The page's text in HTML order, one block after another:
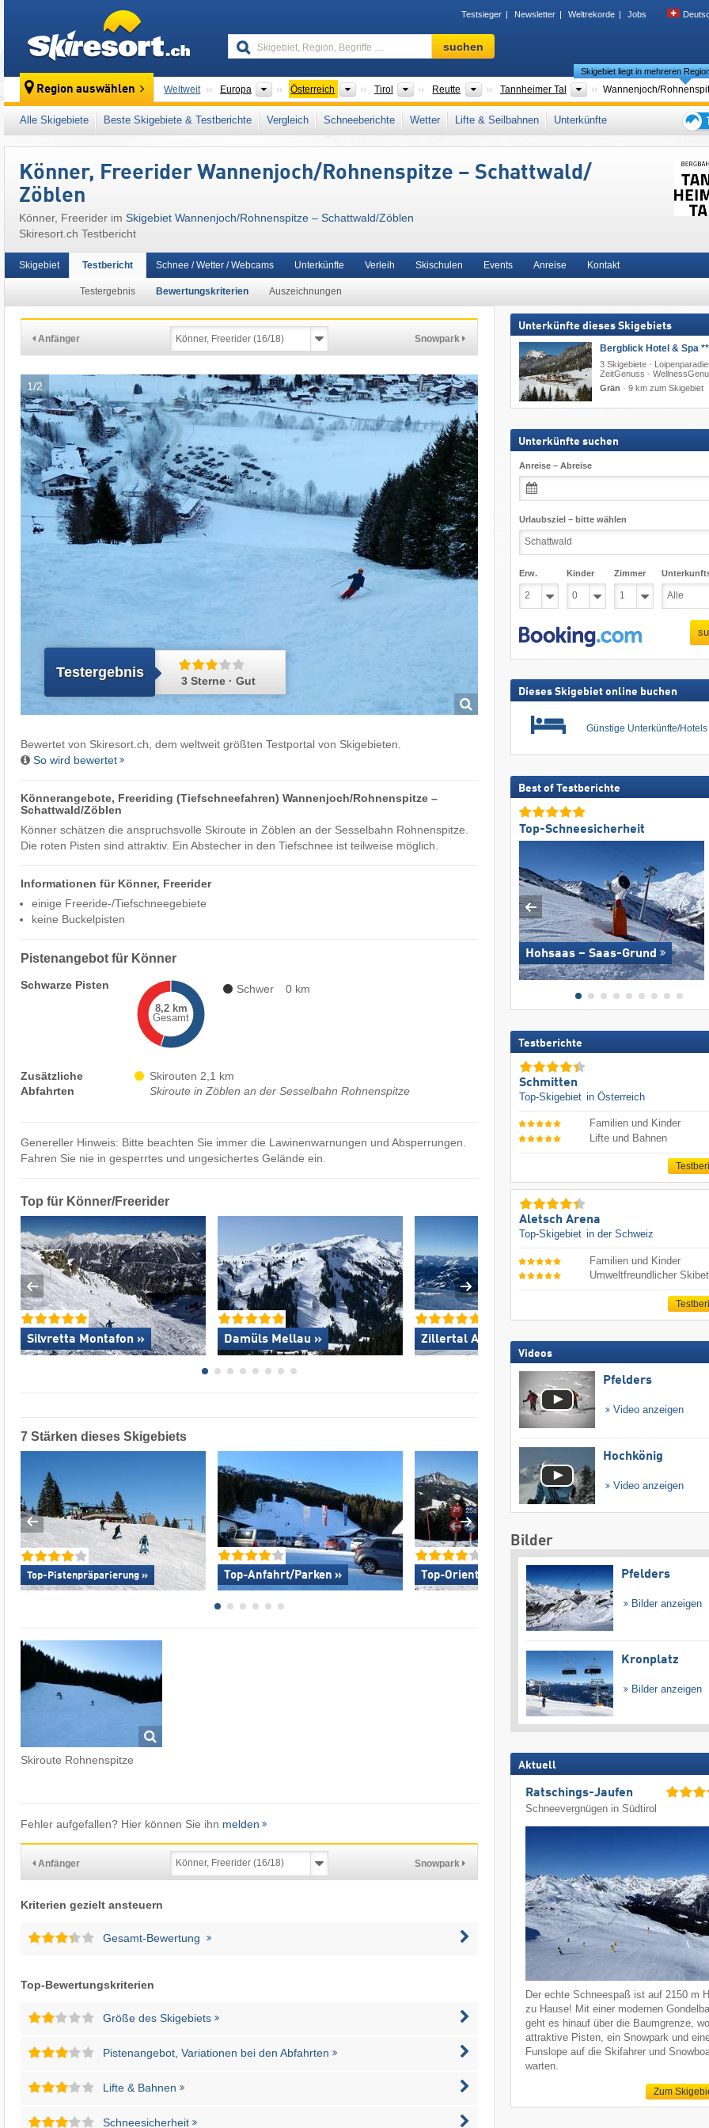
Testsieger Newsletter Weltrekorde Jobs
Skigebiet,
Region,
…
suchen
Region auswählen Weltweit Europa Kontinente
Österreich Länder
Tirol Bundesländer
Reutte Bezirke/Städte
Tannheimer Tal Tourismusregionen
Skigebiet liegt in mehreren
Wannenjoch/​
Dieses Skigebiet liegt auch in: Außerfern Allgäuer Alpen , Snow Card Tirol Tiroler Alpen , Nördliche Ostalpen Westösterreich,
, Alpen Mitteleuropa
Alle Skigebiete Beste Skigebiete & Testberichte Vergleich Schneeberichte Wetter Lifte & Seilbahnen
Unterkünfte
Könner, Freerider Wannenjoch/​Rohnenspitze – Schattwald/​
Zöblen
Könner, Freerider im Skigebiet Wannenjoch/​Rohnenspitze – Schattwald/​Zöblen
Skiresort.ch Testbericht
Skigebiet Testbericht
Testergebnis Bewertungskriterien Auszeichnungen
Schnee / Wetter / Webcams Unterkünfte Verleih Skischulen Events Anreise Kontakt
Anfänger Snowpark
1/2
Testergebnis
3 Sterne · Gut
Bewertet von Skiresort.ch, dem weltweit größten Testportal von Skigebieten.
So wird bewertet
Könnerangebote, Freeriding (Tiefschneefahren) Wannenjoch/​Rohnenspitze –
Schattwald/​Zöblen
Könner schätzen die anspruchsvolle Skiroute in Zöblen an der Sesselbahn Rohnenspitze.
Die roten Pisten sind attraktiv. Ein Abstecher in den Tiefschnee ist teilweise möglich.
Informationen für Könner, Freerider
einige Freeride-/Tiefschneegebiete
keine Buckelpisten
Pistenangebot für Könner
Schwarze Pisten
8,2 km
Gesamt
Schwer 0 km
Zusätzliche
Abfahrten
Skirouten 2,1 km
Skiroute in Zöblen an der Sesselbahn Rohnenspitze
Genereller Hinweis: Bitte beachten Sie immer die Lawinenwarnungen und Absperrungen.
Fahren Sie nie in gesperrtes und ungesichertes Gelände ein.
Top für Könner/Freerider
Silvretta Montafon » Damüls Mellau » Zillertal Arena »
Leogang
7 Stärken dieses Skigebiets
Top-Pistenpräparierung » Top-Anfahrt/Parken » Top-Orientierung » Top-
Skiroute Rohnenspitze
Fehler aufgefallen? Hier können Sie ihn melden
Anfänger Snowpark
Kriterien gezielt ansteuern
Gesamt-Bewertung
Top-Bewertungskriterien
Größe des Skigebiets
Pistenangebot, Variationen bei den Abfahrten
Lifte & Bahnen
Schneesicherheit
Unterkünfte dieses Skigebiets
Bergblick Hotel & Spa
3 Skigebiete ·
ZeitGenuss ·
Grän · 9 km zum Skigebiet
Unterkünfte suchen
Anreise – Abreise
Urlaubsziel – bitte wählen
Erw. Kinder Zimmer
Dieses Skigebiet online buchen
Günstige Unterkünfte/Hotels
Best of Testberichte
Top-Schneesicherheit
Hohsaas – Saas-Grund
Testberichte
Schmitten
Top-Skigebiet in Österreich
Familien und Kinder
Lifte und Bahnen
Aletsch Arena
Top-Skigebiet in der Schweiz
Familien und Kinder
Umweltfreundlicher
Videos
Pfelders
Video anzeigen
Hochkönig
Video anzeigen
Bilder
Pfelders
Bilder anzeigen
Kronplatz
Bilder anzeigen
Aktuell
Ratschings-Jaufen
Schneevergnügen in Südtirol
Der echte Schneespaß ist auf 2150 m
zu Hause! Mit einer modernen
geht es hinauf über die Baumgrenze, wo
attraktive Pisten, ein Snowpark und
Funslope auf die Skifahrer und
warten.
Zum